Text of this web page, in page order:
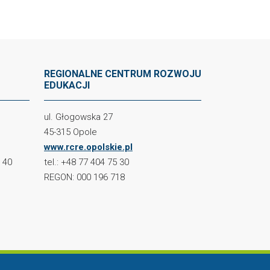
40
REGIONALNE CENTRUM ROZWOJU
EDUKACJI
ul. Głogowska 27
45-315 Opole
www.rcre.opolskie.pl
tel.: +48 77 404 75 30
REGON: 000 196 718